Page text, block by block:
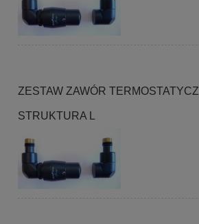
ZESTAW ZAWÓR
STRUKTURA L